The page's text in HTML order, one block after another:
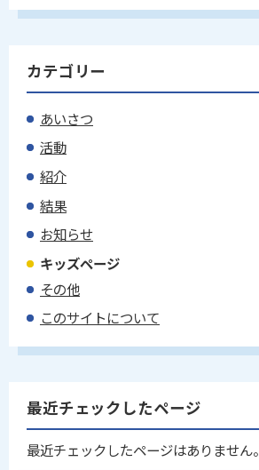
カテゴリー
あいさつ
活動
紹介
結果
お知らせ
キッズページ
その他
このサイトについて
最近チェックしたページ
最近チェックしたページはありません。